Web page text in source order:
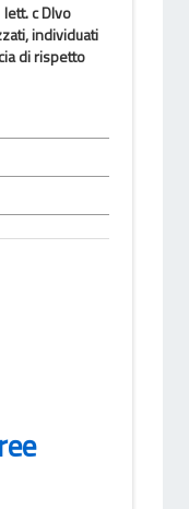
c Dlvo
individuati
di rispetto